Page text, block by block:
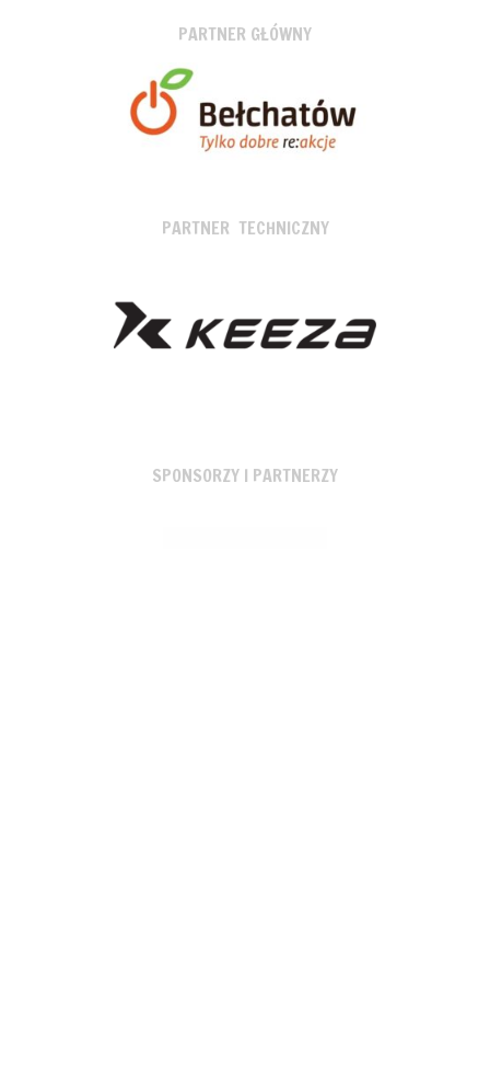
PARTNER GŁÓWNY
PARTNER TECHNICZNY
SPONSORZY I PARTNERZY